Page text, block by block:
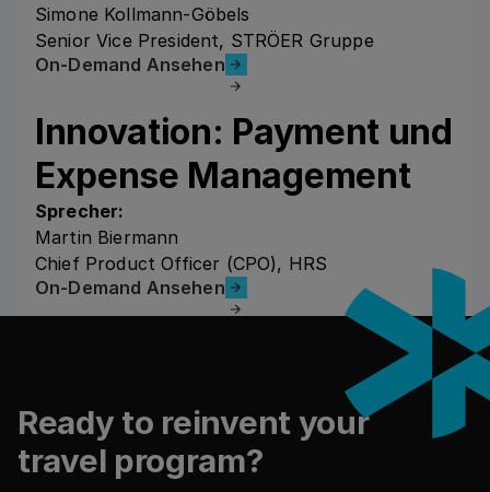
Simone Kollmann-Göbels
Senior Vice President, STRÖER Gruppe
On-Demand Ansehen
On-Demand Ansehen
Innovation: Payment und
Expense Management
Sprecher:
Martin Biermann
Chief Product Officer (CPO), HRS
On-Demand Ansehen
On-Demand Ansehen
Ready to reinvent your
travel program?